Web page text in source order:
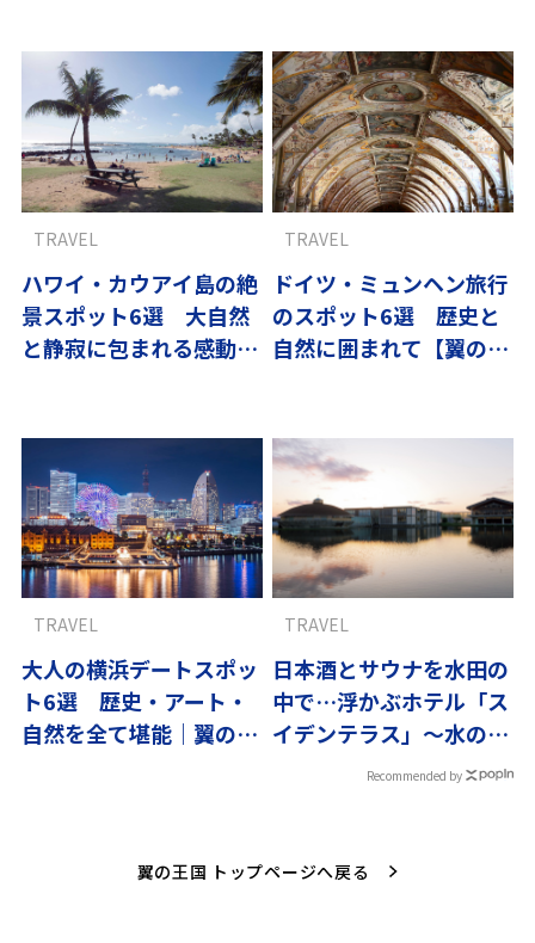
ハワイ・カウアイ島の絶
景スポット6選 大自然
と静寂に包まれる感動の
TRAVEL
ドイツ・ミュンヘン旅行
のスポット6選 歴史と
自然に囲まれて【翼の王
TRAVEL
大人の横浜デートスポッ
ト6選 歴史・アート・
自然を全て堪能｜翼の王
TRAVEL
日本酒とサウナを水田の
中で…浮かぶホテル「ス
イデンテラス」～水の都
TRAVEL
Recommended by
翼の王国 トップページへ戻る